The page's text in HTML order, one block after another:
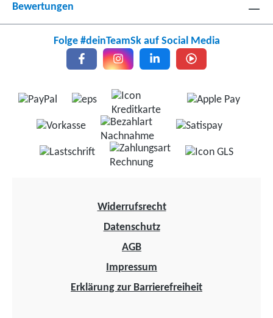
Bewertungen
Folge #deinTeamSk auf Social Media
Widerrufsrecht
Datenschutz
AGB
Impressum
Erklärung zur Barrierefreiheit